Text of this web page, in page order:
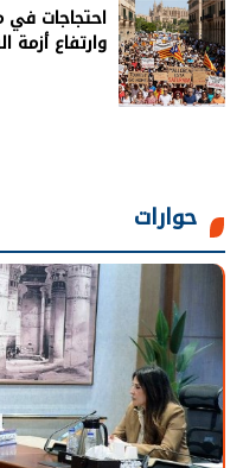
احتجاجات في
وارتفاع أزمة
حوارات